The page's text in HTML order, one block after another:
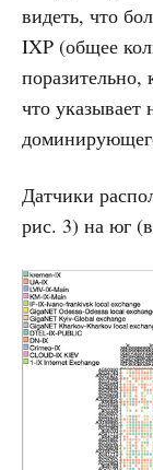
видеть, что
IXP (общее
поразительно,
что указывает
Датчики
рис. 3) на юг